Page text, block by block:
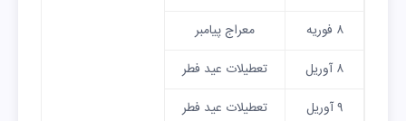
۸ فوریه
معراج پیامبر
۸ آوریل
تعطیلات عید فطر
۹ آوریل
تعطیلات عید فطر